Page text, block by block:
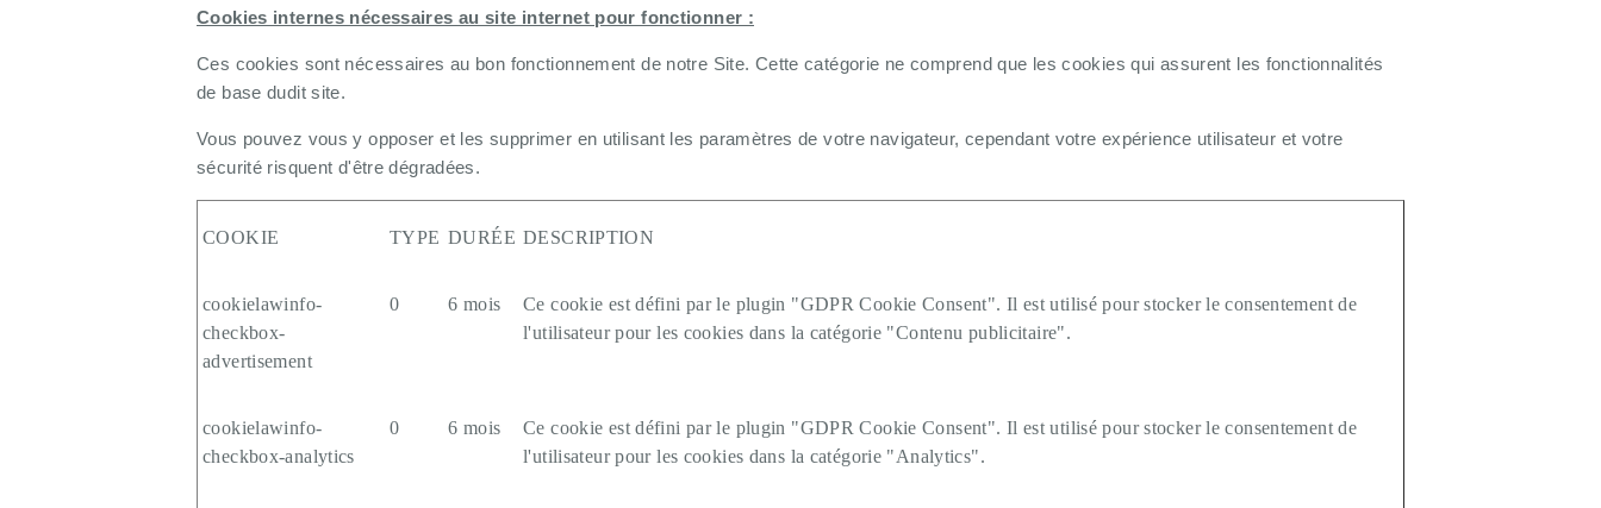
Cookies internes nécessaires au site internet pour fonctionner :
Ces cookies sont nécessaires au bon fonctionnement de notre Site. Cette catégorie ne comprend que les cookies qui assurent les fonctionnalités
de base dudit site.
Vous pouvez vous y opposer et les supprimer en utilisant les paramètres de votre navigateur, cependant votre expérience utilisateur et votre
sécurité risquent d'être dégradées.
COOKIE TYPE DURÉE DESCRIPTION
cookielawinfo-
checkbox-
advertisement
0 6 mois
Ce cookie est défini par le plugin "GDPR Cookie Consent". Il est utilisé pour stocker le consentement de
l'utilisateur pour les cookies dans la catégorie "Contenu publicitaire".
cookielawinfo-
checkbox-analytics
0 6 mois
Ce cookie est défini par le plugin "GDPR Cookie Consent". Il est utilisé pour stocker le consentement de
l'utilisateur pour les cookies dans la catégorie "Analytics".